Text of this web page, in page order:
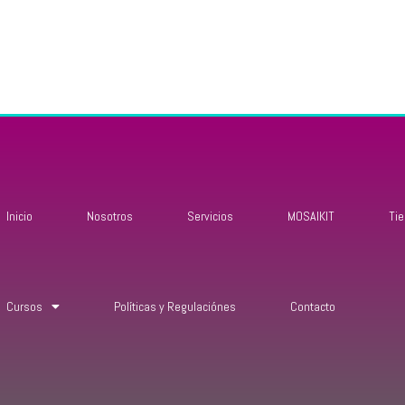
Inicio Nosotros Servicios MOSAIKIT
Cursos Políticas y Regulaciónes Contacto